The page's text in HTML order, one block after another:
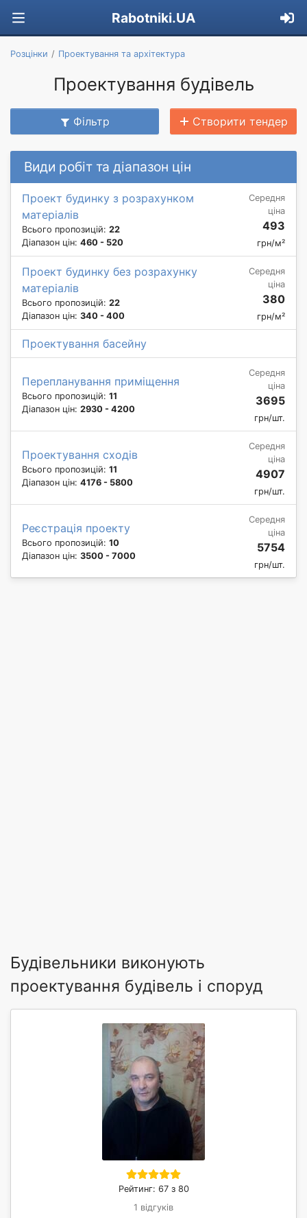
Rabotniki.UA
Розцінки Проектування та архітектура
Проектування будівель
Фільтр Створити тендер
Види робіт та діапазон цін
Проект будинку з розрахунком
матеріалів
Всього пропозицій: 22
Діапазон цін: 460 - 520
Середня
ціна
493
грн/м²
Проект будинку без розрахунку
матеріалів
Всього пропозицій: 22
Діапазон цін: 340 - 400
Середня
ціна
380
грн/м²
Проектування басейну
Перепланування приміщення
Всього пропозицій: 11
Діапазон цін: 2930 - 4200
Середня
ціна
3695
грн/шт.
Проектування сходів
Всього пропозицій: 11
Діапазон цін: 4176 - 5800
Середня
ціна
4907
грн/шт.
Реєстрація проекту
Всього пропозицій: 10
Діапазон цін: 3500 - 7000
Середня
ціна
5754
грн/шт.
Будівельники виконують
проектування будівель і споруд
Рейтинг: 67 з 80
1 відгуків